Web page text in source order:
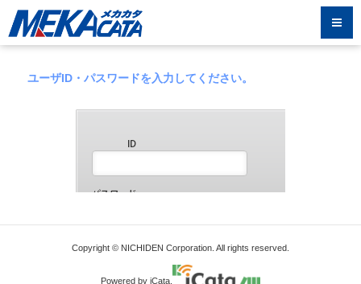
ユーザID・パスワードを入力してください。
Copyright © NICHIDEN Corporation. All rights reserved.
Powered by iCata.